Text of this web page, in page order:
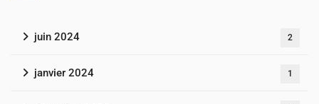
juin 2024 2
janvier 2024 1